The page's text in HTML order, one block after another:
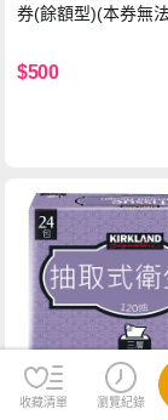
券(餘額型)(本券無
$500
收藏清單 瀏覽紀錄